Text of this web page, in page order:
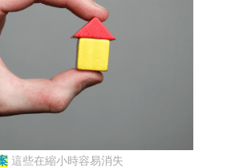
這些在縮小時容易消失